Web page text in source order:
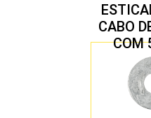
CABO
COM